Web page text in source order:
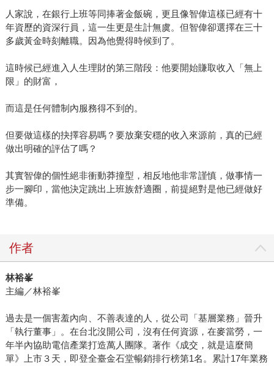
人家說，在銀行上班等同捧著金飯碗，更且像智偉這樣已經有十
年資歷的資深行員，這一生更是生計無虞。但智偉卻選擇在三十
多歲黃金時刻離職。因為他覺得時候到了。
這時候已經進入人生理財的第三階段：他要開始賺取收入「無上
限」的財富，
而這是任何體制內服務得不到的。
但要做這樣的抉擇容易嗎？要放棄安穩的收入來源前，真的已經
做出明確的評估了嗎？
其實智偉的個性絕非衝動莽撞型，相反地他非常謹慎，做事情一
步一腳印，當他決定跳出上班族舒適圈，前提絕對是他已經做好
準備。
作者
林裕峯
主編／林裕峯
過去是一個害羞內向、不善表達的人，從公司「基層業務」晉升
「執行董事」。在台北沒開公司，沒有任何資源，在麥當勞，一
年半內協助電信產業打造萬人團隊。著作《成交，就是這麼簡
單》上市３天，即登全臺金石堂暢銷排行榜第1名。累計17年業務